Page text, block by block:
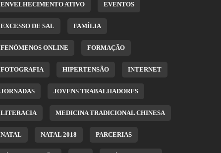
ENVELHECIMENTO ATIVO EVENTOS
EXCESSO DE SAL FAMÍLIA
FENÓMENOS ONLINE FORMAÇÃO
FOTOGRAFIA HIPERTENSÃO INTERNET
JORNADAS JOVENS TRABALHADORES
LITERACIA MEDICINA TRADICIONAL CHINESA
NATAL NATAL 2018 PARCERIAS